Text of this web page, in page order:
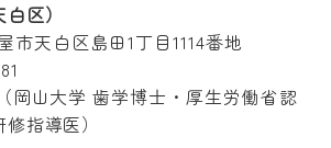
区）
市天白区島田1丁目1114番地
岡山大学 歯学博士・厚生労働省認
指導医）